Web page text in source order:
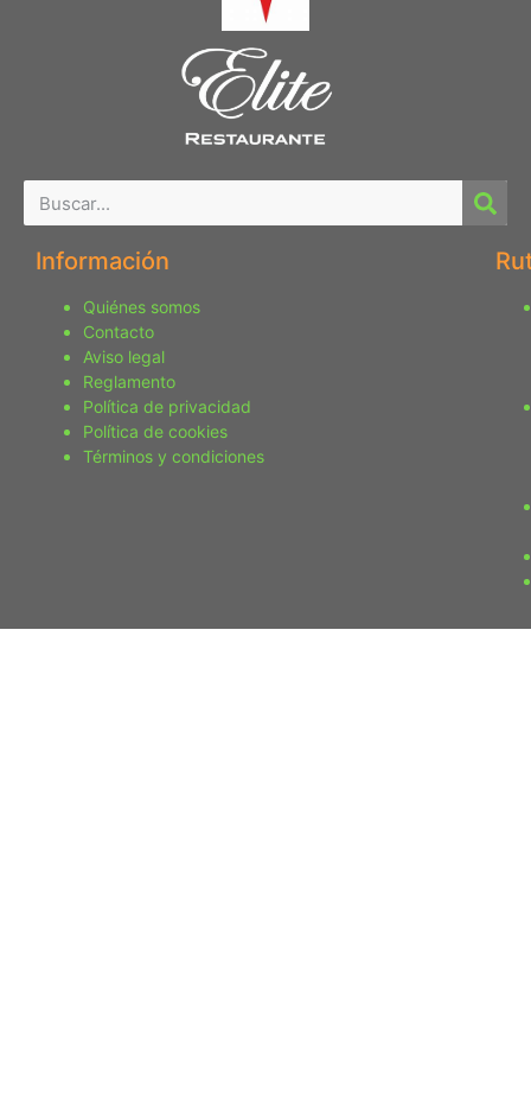
Información
Quiénes somos
Contacto
Aviso legal
Reglamento
Política de privacidad
Política de cookies
Términos y condiciones